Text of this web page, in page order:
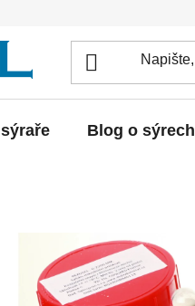
Blog o sýrech